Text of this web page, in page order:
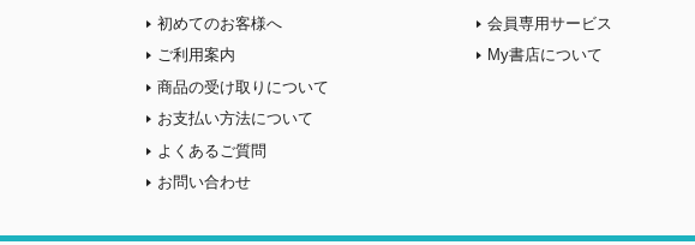
初めてのお客様へ
ご利用案内
商品の受け取りについて
お支払い方法について
よくあるご質問
お問い合わせ
会員専用サービス
My書店について